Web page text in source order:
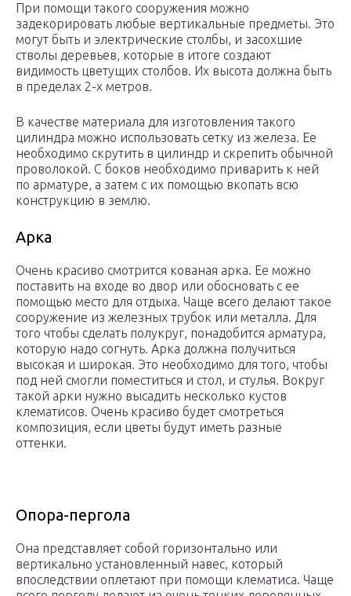
При помощи такого сооружения можно
задекорировать любые вертикальные предметы. Это
могут быть и электрические столбы, и засохшие
стволы деревьев, которые в итоге создают
видимость цветущих столбов. Их высота должна быть
в пределах 2-х метров.
В качестве материала для изготовления такого
цилиндра можно использовать сетку из железа. Ее
необходимо скрутить в цилиндр и скрепить обычной
проволокой. С боков необходимо приварить к ней
по арматуре, а затем с их помощью вкопать всю
конструкцию в землю.
Арка
Очень красиво смотрится кованая арка. Ее можно
поставить на входе во двор или обосновать с ее
помощью место для отдыха. Чаще всего делают такое
сооружение из железных трубок или металла. Для
того чтобы сделать полукруг, понадобится арматура,
которую надо согнуть. Арка должна получиться
высокая и широкая. Это необходимо для того, чтобы
под ней смогли поместиться и стол, и стулья. Вокруг
такой арки нужно высадить несколько кустов
клематисов. Очень красиво будет смотреться
композиция, если цветы будут иметь разные
оттенки.
Опора-пергола
Она представляет собой горизонтально или
вертикально установленный навес, который
впоследствии оплетают при помощи клематиса. Чаще